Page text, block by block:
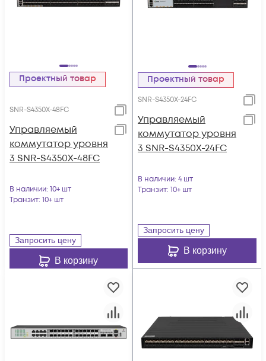
Проектный товар
SNR-S4350X-48FC
Управляемый
коммутатор уровня
3 SNR-S4350X-48FC
В наличии: 10+ шт
Транзит: 10+ шт
Запросить цену
В корзину
Проектный товар
SNR-S4350X-24FC
Управляемый
коммутатор уровня
3 SNR-S4350X-24FC
В наличии: 4 шт
Транзит: 10+ шт
Запросить цену
В корзину